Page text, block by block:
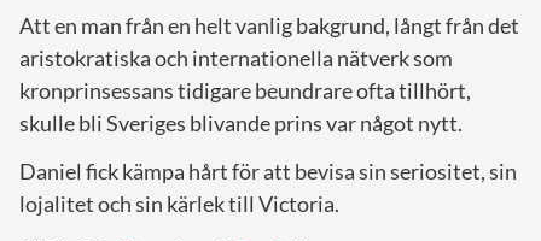
Att en man från en helt vanlig bakgrund, långt från det
aristokratiska och internationella nätverk som
kronprinsessans tidigare beundrare ofta tillhört,
skulle bli Sveriges blivande prins var något nytt.
Daniel fick kämpa hårt för att bevisa sin seriositet, sin
lojalitet och sin kärlek till Victoria.